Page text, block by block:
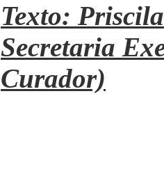
Texto:
Secretaria
Curador)